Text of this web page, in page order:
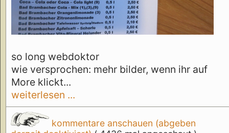
so long webdoktor
wie versprochen: mehr bilder, wenn ihr auf
More klickt...
weiterlesen ...
kommentare anschauen (abgeben